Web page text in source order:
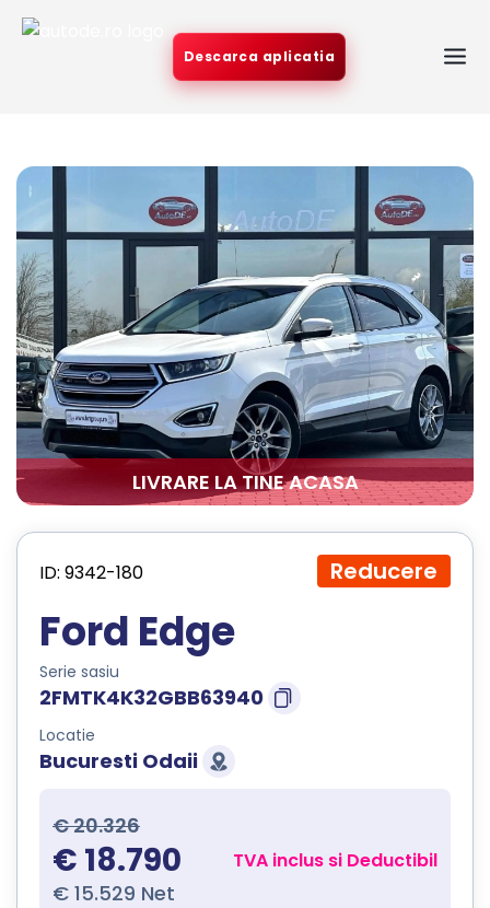
Descarca aplicatia
LIVRARE LA TINE ACASA
ID: 9342-180 Reducere
Ford Edge
Serie sasiu
2FMTK4K32GBB63940
Locatie
Bucuresti Odaii
€ 20.326
€ 18.790
€ 15.529 Net
TVA inclus si Deductibil